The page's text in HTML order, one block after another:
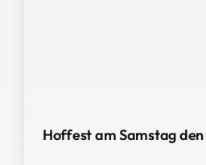
Hoffest am Samstag